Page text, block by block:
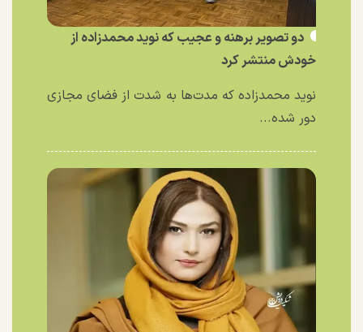
دو تصویر برهنه و عجیب که نوید محمدزاده از
خودش منتشر کرد
نوید محمدزاده که مدت‌ها به شدت از فضای مجازی
دور شده...